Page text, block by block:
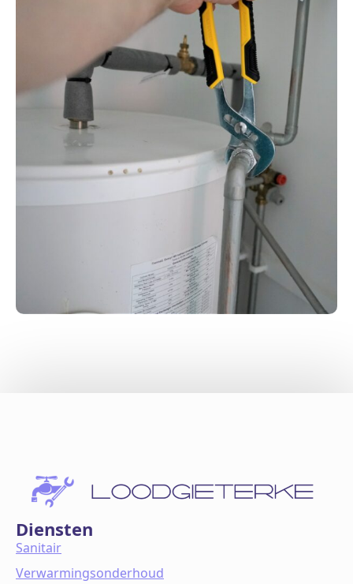
Diensten
Sanitair
Verwarmingsonderhoud